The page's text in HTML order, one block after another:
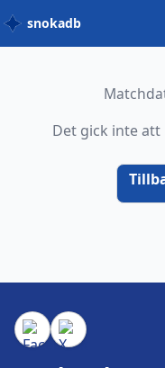
snokadb
Det gick inte